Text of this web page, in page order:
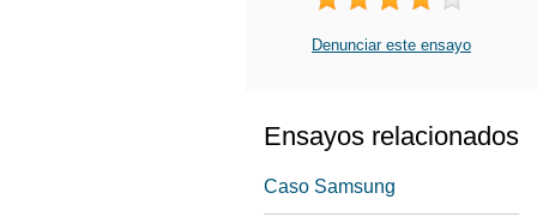
Denunciar este ensayo
Ensayos relacionados
Caso Samsung